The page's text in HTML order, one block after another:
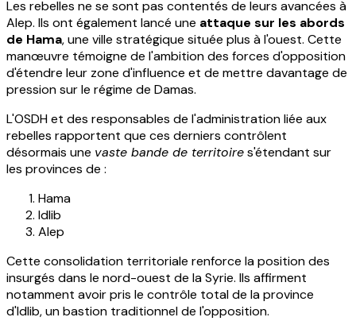
Les rebelles ne se sont pas contentés de leurs avancées à
Alep. Ils ont également lancé une attaque sur les abords
de Hama, une ville stratégique située plus à l'ouest. Cette
manœuvre témoigne de l'ambition des forces d'opposition
d'étendre leur zone d'influence et de mettre davantage de
pression sur le régime de Damas.
L'OSDH et des responsables de l'administration liée aux
rebelles rapportent que ces derniers contrôlent
désormais une vaste bande de territoires'étendant sur
les provinces de :
Hama
Idlib
Alep
Cette consolidation territoriale renforce la position des
insurgés dans le nord-ouest de la Syrie. Ils affirment
notamment avoir pris le contrôle total de la province
d'Idlib, un bastion traditionnel de l'opposition.